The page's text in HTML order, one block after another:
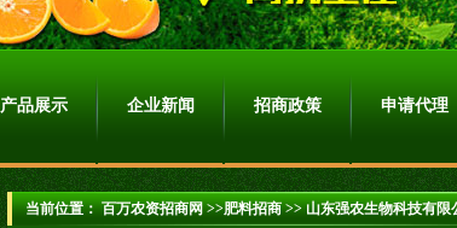
产品展示 企业新闻 招商政策 申请代理
当前位置：百万农资招商网>>肥料招商 >>山东强农生物科技有限